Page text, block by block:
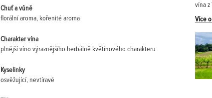
Chuť a vůně
florální aroma, kořenité aroma
Charakter vína
plnější víno výraznějšího herbálně květinového charakteru
Kyselinky
osvěžující, nevtíravé
vína z
Více